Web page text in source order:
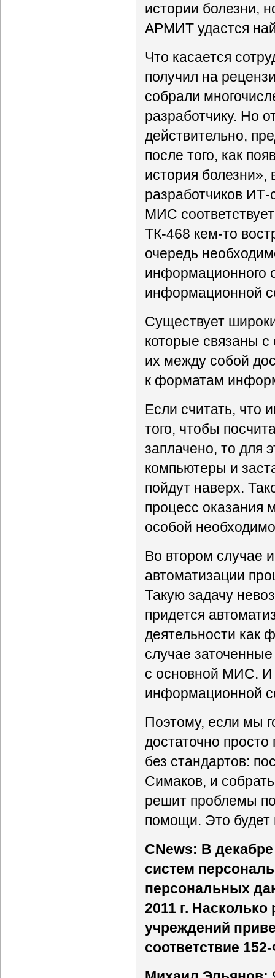
истории болезни,
АРМИТ удастся
Что касается
получил на
собрали
разработчику. Но
действительно,
после того, как
история
разработчиков ИТ-
МИС
ТК-468 кем-то
очередь
информационного
информационной
Существует
которые связаны с
их между собой
к форматам
Если считать, что
того, чтобы
заплачено, то для
компьютеры и
пойдут наверх.
процесс оказания
особой
Во втором случае
автоматизации
Такую задачу
придется
деятельности как
случае
с основной МИС. И
информационной
Поэтому, если мы
достаточно
без стандартов:
Симаков, и
решит проблемы
помощи. Это будет
CNews: В
систем
персональных
2011 г.
учреждений
соответствие